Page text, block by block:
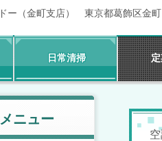
ー（金町支店） 東京都葛飾区金
日常清掃
ニュー